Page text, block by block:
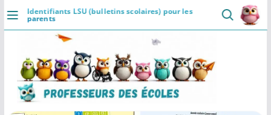
DÉCOUVRIR
Accueil
Se connecter
Actualités
Identifiants LSU (bulletins scolaires) pour les
parents
Passer